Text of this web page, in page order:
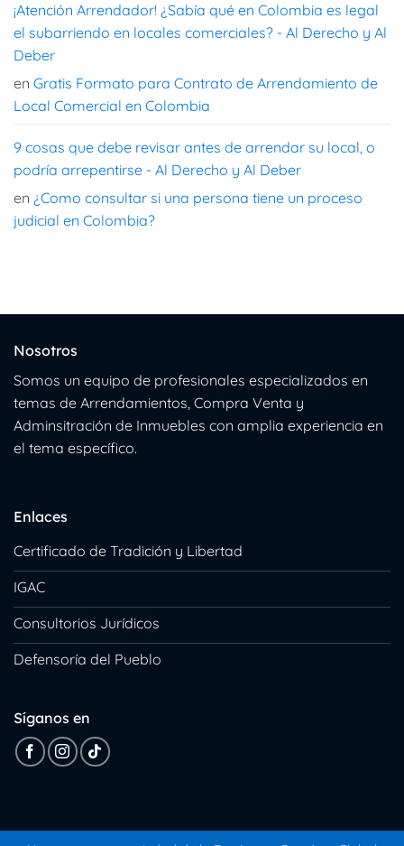
¡Atención Arrendador! ¿Sabía qué en Colombia es legal
el subarriendo en locales comerciales? - Al Derecho y Al
Deber
en Gratis Formato para Contrato de Arrendamiento de
Local Comercial en Colombia
9 cosas que debe revisar antes de arrendar su local, o
podría arrepentirse - Al Derecho y Al Deber
en ¿Como consultar si una persona tiene un proceso
judicial en Colombia?
Nosotros
Somos un equipo de profesionales especializados en
temas de Arrendamientos, Compra Venta y
Adminsitración de Inmuebles con amplia experiencia en
el tema específico.
Enlaces
Certificado de Tradición y Libertad
IGAC
Consultorios Jurídicos
Defensoría del Pueblo
Síganos en